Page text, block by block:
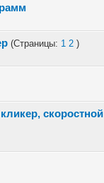
(Страницы: 1 2 )
скоростной